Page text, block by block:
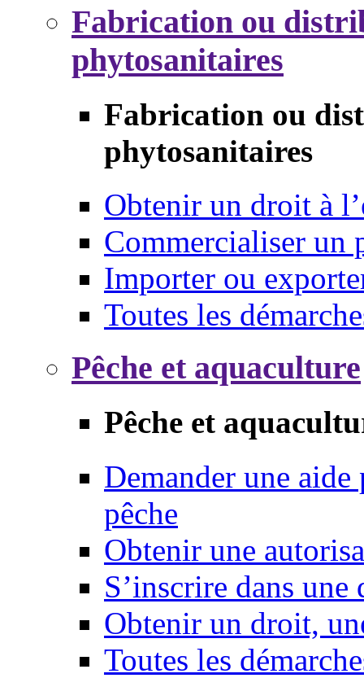
Fabrication ou
phytosanitaires
Fabrication ou
phytosanitaires
Obtenir un droit à
Commercialiser un
Importer ou
Toutes les
Pêche et aquaculture
Pêche et
Demander une
pêche
Obtenir une
S’inscrire dans une
Obtenir un droit,
Toutes les